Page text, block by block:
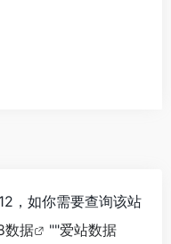
，如你需要查询该站
数据 ""爱站数据